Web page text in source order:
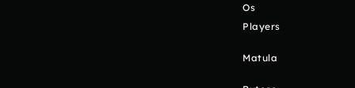
Os
Players
Matula